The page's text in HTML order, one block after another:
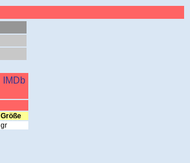
IMDb
Größe
gr